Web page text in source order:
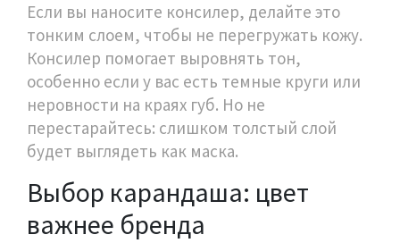
Если вы наносите консилер, делайте это
тонким слоем, чтобы не перегружать кожу.
Консилер помогает выровнять тон,
особенно если у вас есть темные круги или
неровности на краях губ. Но не
перестарайтесь: слишком толстый слой
будет выглядеть как маска.
Выбор карандаша: цвет
важнее бренда